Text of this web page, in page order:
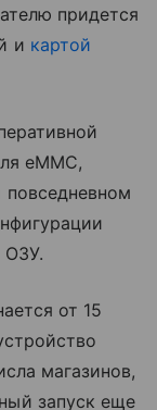
придется
и картой
eMMC,
ОЗУ.
от 15
магазинов,
запуск еще